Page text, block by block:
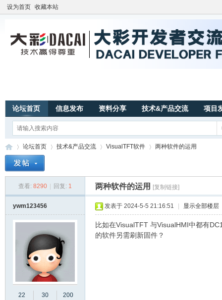
设为首页 收藏本站
论坛首页 信息发布 资料分享 技术&产品交流 项目
论坛首页
›
技术&产品交流
›
VisualTFT软件
›
两种软件的运用
查看: 8290 回复: 1 两种软件的运用 [复制链接]
ywm123456
22
30
200
发表于 2024-5-5 21:16:51 显示全部楼层
比如在VisualTFT 与VisualHMI中都有
的软件另需刷新固件？